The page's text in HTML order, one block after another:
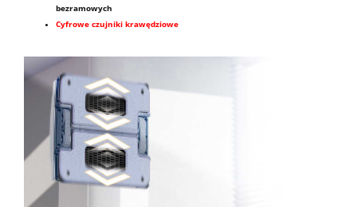
bezramowych
Cyfrowe czujniki krawędziowe